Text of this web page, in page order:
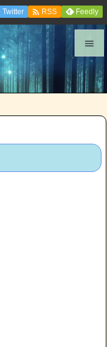


メニュ
サイド
前へ
Twitter  RSS Feedly